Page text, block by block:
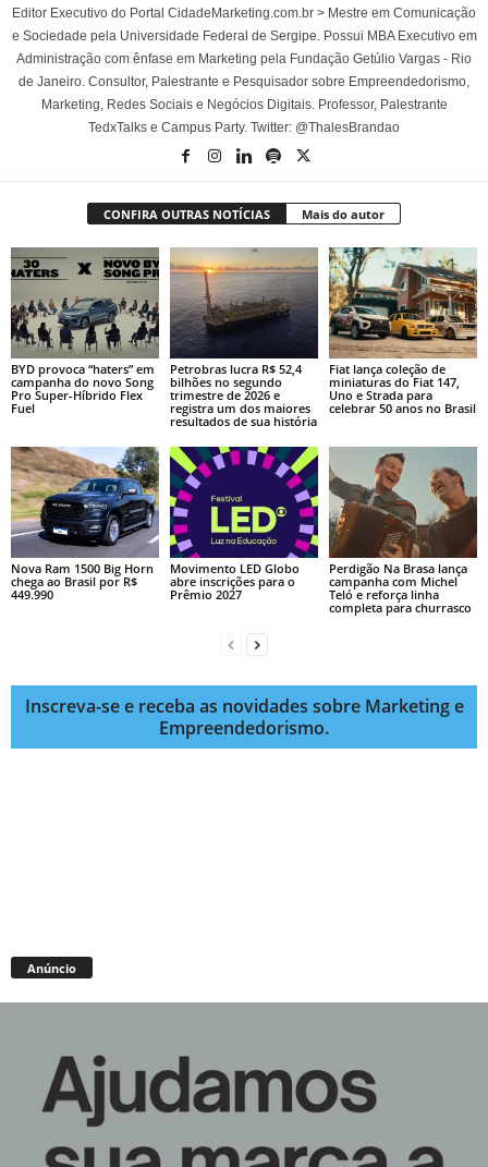
Editor Executivo do Portal CidadeMarketing.com.br > Mestre em Comunicação
e Sociedade pela Universidade Federal de Sergipe. Possui MBA Executivo em
Administração com ênfase em Marketing pela Fundação Getúlio Vargas - Rio
de Janeiro. Consultor, Palestrante e Pesquisador sobre Empreendedorismo,
Marketing, Redes Sociais e Negócios Digitais. Professor, Palestrante
TedxTalks e Campus Party. Twitter: @ThalesBrandao
CONFIRA OUTRAS NOTÍCIAS Mais do autor
BYD provoca “haters” em
campanha do novo Song
Pro Super-Híbrido Flex
Fuel
Petrobras lucra R$ 52,4
bilhões no segundo
trimestre de 2026 e
registra um dos maiores
resultados de sua história
Fiat lança coleção de
miniaturas do Fiat 147,
Uno e Strada para
celebrar 50 anos no Brasil
Nova Ram 1500 Big Horn
chega ao Brasil por R$
449.990
Movimento LED Globo
abre inscrições para o
Prêmio 2027
Perdigão Na Brasa lança
campanha com Michel
Teló e reforça linha
completa para churrasco
Inscreva-se e receba as novidades sobre Marketing e
Empreendedorismo.
Anúncio